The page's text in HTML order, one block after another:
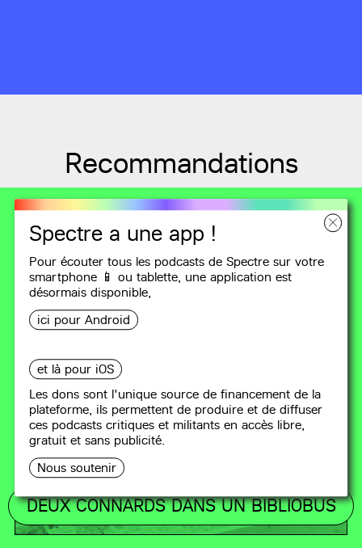
Spectre a une app !
Pour écouter tous les podcasts de Spectre sur votre
smartphone 📱 ou tablette, uneapplication est
désormais disponible,
ici pour Android
et là pour iOS
Les dons sont l'unique source de financement de la
plateforme, ils permettent de produire et de diffuser
ces podcasts critiques et militants en accès libre,
gratuit et sans publicité.
Nous soutenir
Recommandations
DEUX CONNARDS DANS UN BIBLIOBUS